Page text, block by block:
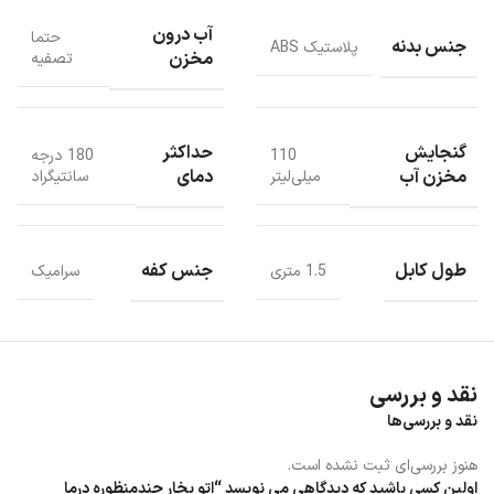
نحوه استفاده از اتو بخار چندمنظوره
شیائومی
در ابتدا قسمت قرمز رنگ را به سمت چپ می چرخانیم که روی حالت بخار
جنس بدنه پلاستیک ABS
آب درون
مخزن
حتما
تصفیه
گنجایش
مخزن آب
110
میلی‌لیتر
حداکثر
دمای
180 درجه
سانتیگراد
طول کابل 1.5 متری جنس کفه سرامیک
نقد و بررسی
نقد و بررسی‌ها
هنوز بررسی‌ای ثبت نشده است.